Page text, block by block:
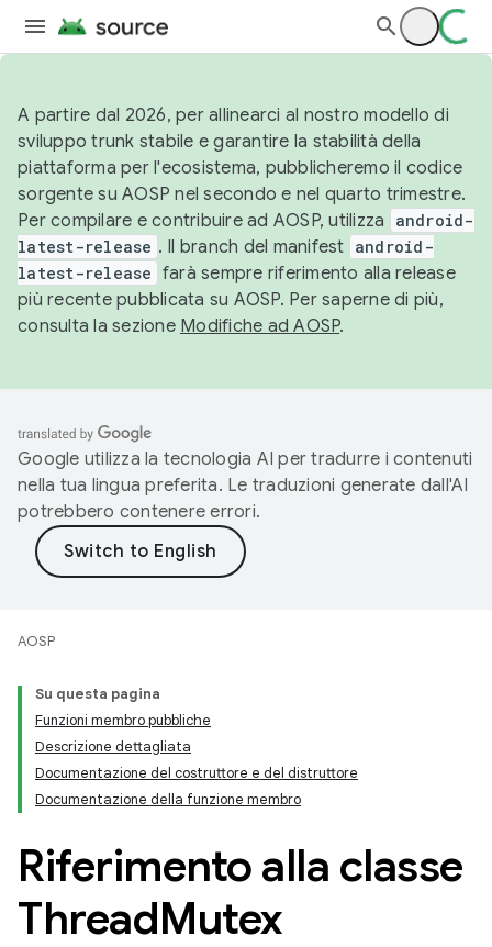
A partire dal 2026, per allinearci al nostro modello di
sviluppo trunk stabile e garantire la stabilità della
piattaforma per l'ecosistema, pubblicheremo il codice
sorgente su AOSP nel secondo e nel quarto trimestre.
Per compilare e contribuire ad AOSP, utilizza
android-
latest-release . Il branch del manifest android-
latest-release farà sempre riferimento alla release
più recente pubblicata su AOSP. Per saperne di più,
consulta la sezione Modifiche ad AOSP.
Google utilizza la tecnologia AI per tradurre i contenuti
nella tua lingua preferita. Le traduzioni generate dall'AI
potrebbero contenere errori.
AOSP
Su questa pagina
Funzioni membro pubbliche
Descrizione dettagliata
Documentazione del costruttore e del distruttore
Documentazione della funzione membro
Riferimento alla classe
ThreadMutex